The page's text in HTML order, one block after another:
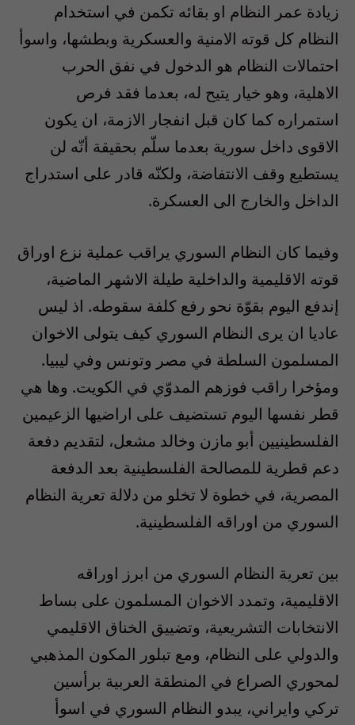
زيادة عمر النظام او بقائه تكمن في استخدام
النظام كل قوته الامنية والعسكرية وبطشها، واسوأ
احتمالات النظام هو الدخول في نفق الحرب
الاهلية، وهو خيار يتيح له، بعدما فقد فرص
استمراره كما كان قبل انفجار الازمة، ان يكون
الاقوى داخل سورية بعدما سلّم بحقيقة أنّه لن
يستطيع وقف الانتفاضة، ولكنّه قادر على استدراج
الداخل والخارج الى العسكرة.
وفيما كان النظام السوري يراقب عملية نزع اوراق
قوته الاقليمية والداخلية طيلة الاشهر الماضية،
إندفع اليوم بقوّة نحو رفع كلفة سقوطه. اذ ليس
عاديا ان يرى النظام السوري كيف يتولى الاخوان
المسلمون السلطة في مصر وتونس وفي ليبيا.
ومؤخرا راقب فوزهم المدوّي في الكويت. وها هي
قطر نفسها اليوم تستضيف على اراضيها الزعيمين
الفلسطينيين أبو مازن وخالد مشعل، لتقديم دفعة
دعم قطرية للمصالحة الفلسطينية بعد الدفعة
المصرية، في خطوة لا تخلو من دلالة تعرية النظام
السوري من اوراقه الفلسطينية.
بين تعرية النظام السوري من ابرز اوراقه
الاقليمية، وتمدد الاخوان المسلمون على بساط
الانتخابات التشريعية، وتضييق الخناق الاقليمي
والدولي على النظام، ومع تبلور المكون المذهبي
لمحوري الصراع في المنطقة العربية برأسين
تركي وايراني، يبدو النظام السوري في اسوأ